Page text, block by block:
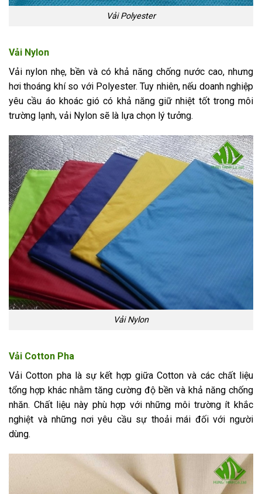
Vải Polyester
Vải Nylon
Vải nylon nhẹ, bền và có khả năng chống nước cao, nhưng
hơi thoáng khí so với Polyester. Tuy nhiên, nếu doanh nghiệp
yêu cầu áo khoác gió có khả năng giữ nhiệt tốt trong môi
trường lạnh, vải Nylon sẽ là lựa chọn lý tưởng.
Vải Nylon
Vải Cotton Pha
Vải Cotton pha là sự kết hợp giữa Cotton và các chất liệu
tổng hợp khác nhằm tăng cường độ bền và khả năng chống
nhăn. Chất liệu này phù hợp với những môi trường ít khắc
nghiệt và những nơi yêu cầu sự thoải mái đối với người
dùng.